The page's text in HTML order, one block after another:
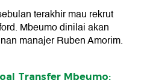
terakhir mau rekrut
Mbeumo dinilai akan
manajer Ruben Amorim.
Transfer Mbeumo: